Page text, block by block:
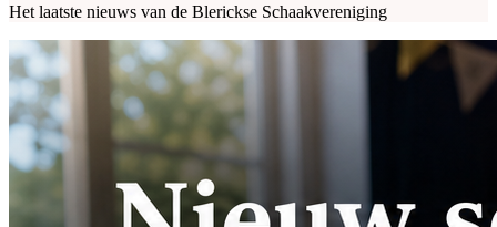
Het laatste nieuws van de Blerickse Schaakvereniging